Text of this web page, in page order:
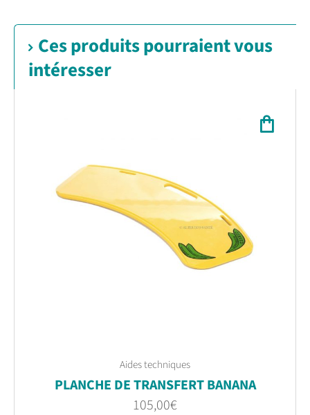
Ces produits pourraient vous
intéresser
Aides techniques
PLANCHE DE TRANSFERT BANANA
105,00€